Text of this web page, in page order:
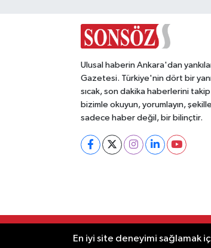
Ulusal haberin Ankara'dan
Gazetesi. Türkiye'nin dört bir
sıcak, son dakika haberlerini
bizimle okuyun, yorumlayın,
sadece haber değil, bir bilinçtir.
RSS Copyright © 2025.
En iyi site deneyimi sağlamak